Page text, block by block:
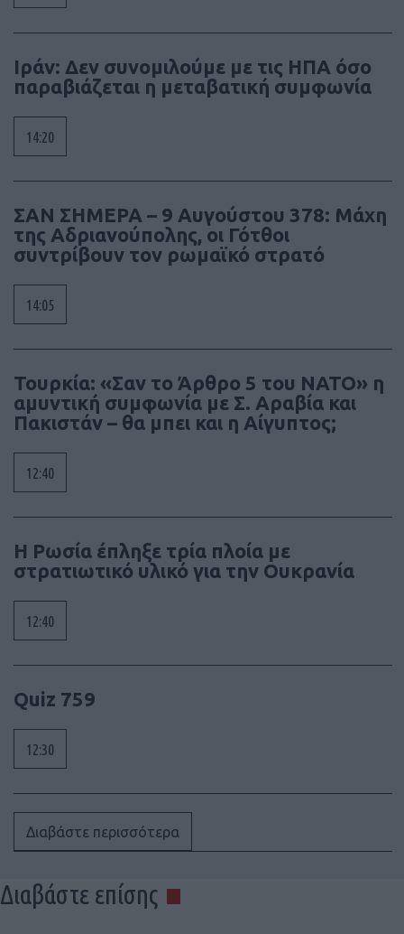
Ιράν: Δεν συνομιλούμε με τις ΗΠΑ όσο
παραβιάζεται η μεταβατική συμφωνία
14:20
ΣΑΝ ΣΗΜΕΡΑ – 9 Αυγούστου 378: Μάχη
της Αδριανούπολης, οι Γότθοι
συντρίβουν τον ρωμαϊκό στρατό
14:05
Τουρκία: «Σαν το Άρθρο 5 του ΝΑΤΟ» η
αμυντική συμφωνία με Σ. Αραβία και
Πακιστάν – θα μπει και η Αίγυπτος;
12:40
Η Ρωσία έπληξε τρία πλοία με
στρατιωτικό υλικό για την Ουκρανία
12:40
Quiz 759
12:30
Διαβάστε περισσότερα
Διαβάστε επίσης